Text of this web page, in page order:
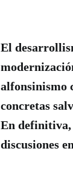
El
alfonsinismo
concretas
En definitiva,
discusiones